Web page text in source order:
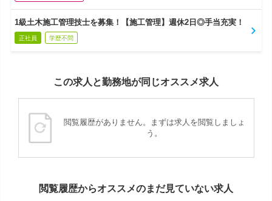
1級土木施工管理技士を募集！【施工管理】週休2日◎手当充実！
正社員 学歴不問
この求人と勤務地が同じオススメ求人
閲覧履歴がありません。まずは求人を閲覧しましょ
う。
閲覧履歴からオススメのまだ見ていない求人